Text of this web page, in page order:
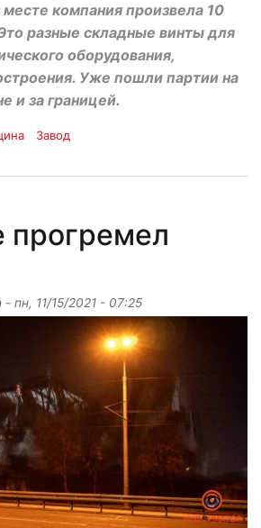
компания произвела 10
разные складные винты для
оборудования,
Уже пошли партии на
и за границей.
Завод
прогремел
- пн, 11/15/2021 - 07:25